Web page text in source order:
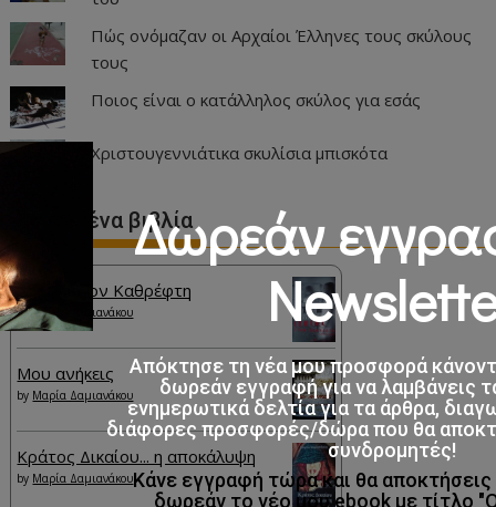
Πώς ονόμαζαν οι Αρχαίοι Έλληνες τους σκύλους
τους
Ποιος είναι ο κατάλληλος σκύλος για εσάς
Χριστουγεννιάτικα σκυλίσια μπισκότα
Αγαπημένα βιβλία
Ίσκιος στον Καθρέφτη
byΜαρία Δαμιανάκου
Μου ανήκεις
by Μαρία Δαμιανάκου
Κράτος Δικαίου... η αποκάλυψη
by Μαρία Δαμιανάκου
Δωρεάν
Απόκτησε τη νέα μου προσφορά
δωρεάν εγγραφή για να λαμβάνεις
ενημερωτικά δελτία για τα άρθρα,
διάφορες προσφορές/δώρα που θα
συνδρομητές!
Κάνε εγγραφή τώρα και θα
δωρεάν το νέο μου ebook με τίτλο